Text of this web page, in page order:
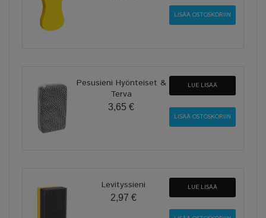
Pesusieni Hyönteiset &
Terva
3,65 €
LUE LISÄÄ
Levityssieni
2,97 €
LUE LISÄÄ